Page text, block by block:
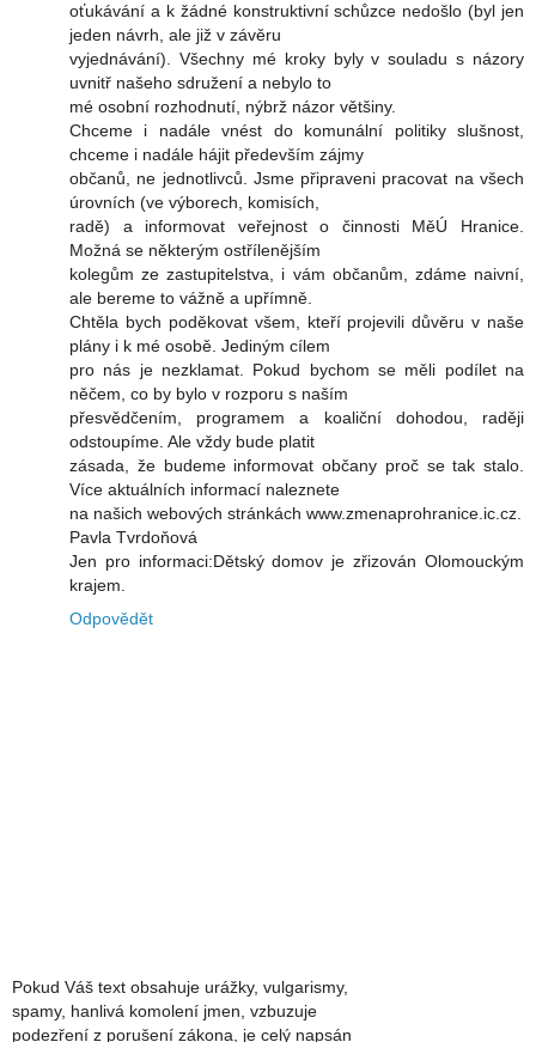
oťukávání a k žádné konstruktivní schůzce nedošlo (byl jen
jeden návrh, ale již v závěru
vyjednávání). Všechny mé kroky byly v souladu s názory
uvnitř našeho sdružení a nebylo to
mé osobní rozhodnutí, nýbrž názor většiny.
Chceme i nadále vnést do komunální politiky slušnost,
chceme i nadále hájit především zájmy
občanů, ne jednotlivců. Jsme připraveni pracovat na všech
úrovních (ve výborech, komisích,
radě) a informovat veřejnost o činnosti MěÚ Hranice.
Možná se některým ostřílenějším
kolegům ze zastupitelstva, i vám občanům, zdáme naivní,
ale bereme to vážně a upřímně.
Chtěla bych poděkovat všem, kteří projevili důvěru v naše
plány i k mé osobě. Jediným cílem
pro nás je nezklamat. Pokud bychom se měli podílet na
něčem, co by bylo v rozporu s naším
přesvědčením, programem a koaliční dohodou, raději
odstoupíme. Ale vždy bude platit
zásada, že budeme informovat občany proč se tak stalo.
Více aktuálních informací naleznete
na našich webových stránkách www.zmenaprohranice.ic.cz.
Pavla Tvrdoňová
Jen pro informaci:Dětský domov je zřizován Olomouckým
krajem.
Odpovědět
Pokud Váš text obsahuje urážky, vulgarismy,
spamy, hanlivá komolení jmen, vzbuzuje
podezření z porušení zákona, je celý napsán